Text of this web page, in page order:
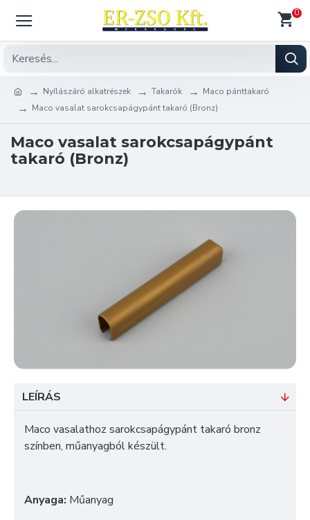
0
Nyílászáró alkatrészek Takarók
Maco pánttakaró
Maco vasalat sarokcsapágypánt takaró (Bronz)
Maco vasalat sarokcsapágypánt
takaró (Bronz)
LEÍRÁS
Maco vasalathoz sarokcsapágypánt takaró bronz
színben, műanyagból készült.
Anyaga: Műanyag